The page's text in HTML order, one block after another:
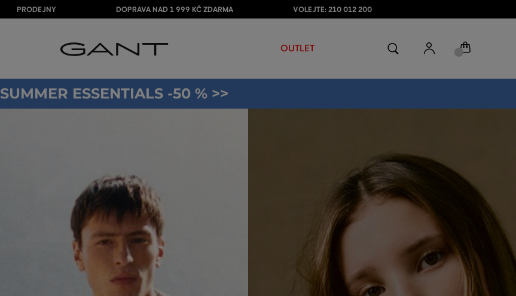
PRODEJNY DOPRAVA NAD 1 999 KČ ZDARMA VOLEJTE: 210 012 200
OUTLET
SUMMER ESSENTIALS -50 % >>